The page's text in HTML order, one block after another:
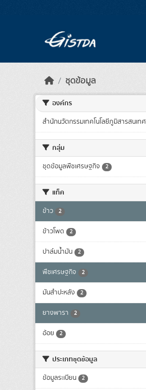
ชุดข้อมูล
องค์กร
สำนักนวัตกรรมเทคโนโลยีภูมิสารสนเทศ
กลุ่ม
ชุดข้อมูลพืชเศรษฐกิจ 2
แท็ค
ข้าว 2
ข้าวโพด 2
ปาล์มน้ำมัน 2
พืชเศรษฐกิจ 2
มันสำปะหลัง 2
ยางพารา 2
อ้อย 2
ประเภทชุดข้อมูล
ข้อมูลระเบียน 2